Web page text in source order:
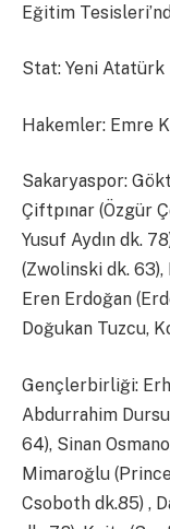
Eğitim
Stat: Yeni Atatürk
Hakemler: Emre
Sakaryaspor:
Çiftpınar (Özgür
Yusuf Aydın dk.
(Zwolinski dk.
Eren Erdoğan
Doğukan Tuzcu,
Gençlerbirliği:
Abdurrahim
64), Sinan
Mimaroğlu
Csoboth dk.85) ,